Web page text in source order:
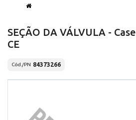
SEÇÃO DA VÁLVULA - Case
CE
Cód./PN 84373266